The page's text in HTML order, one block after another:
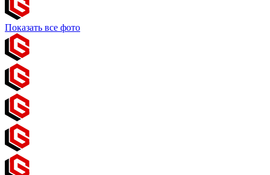
Показать все фото